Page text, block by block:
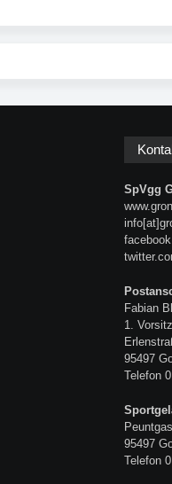
SpVgg
Fabian
1.
95497
Telefon
95497
Telefon